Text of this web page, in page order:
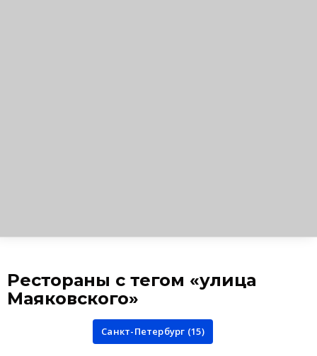
Рестораны с тегом «улица
Маяковского»
Санкт-Петербург (15)